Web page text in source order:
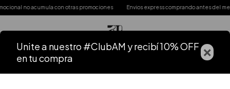
no acumula con otras promociones Envios express comprando antes del
Unite a nuestro #ClubAM y recibí 10% OFF
en tu compra
×